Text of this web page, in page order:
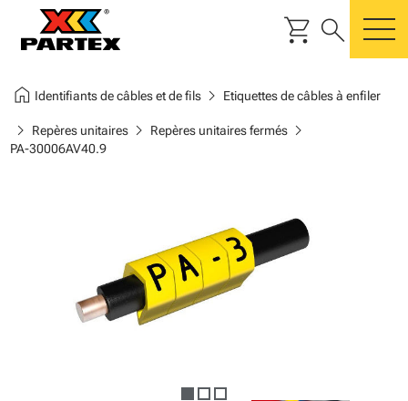
shopping_cart search
home Identifiants de câbles et de filschevron_right Etiquettes de câbles à enfiler
chevron_right Repères unitaireschevron_right Repères unitaires ferméschevron_right
PA-30006AV40.9